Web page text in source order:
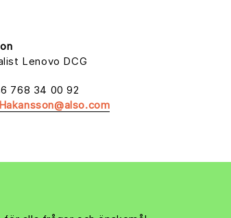
Lenovo DCG
768 34 00 92